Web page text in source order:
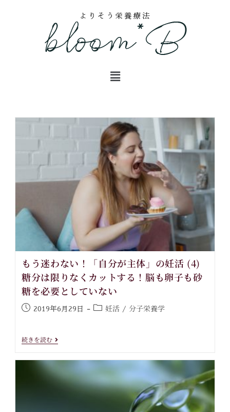
もう迷わない！「自分が主体」の妊活 (4)
糖分は限りなくカットする！脳も卵子も砂
糖を必要としていない
2019年6月29日 妊活 / 分子栄養学
続きを読む